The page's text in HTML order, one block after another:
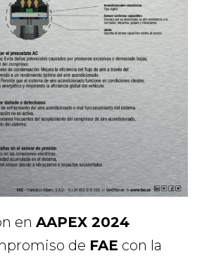
en AAPEX 2024
de FAE con la